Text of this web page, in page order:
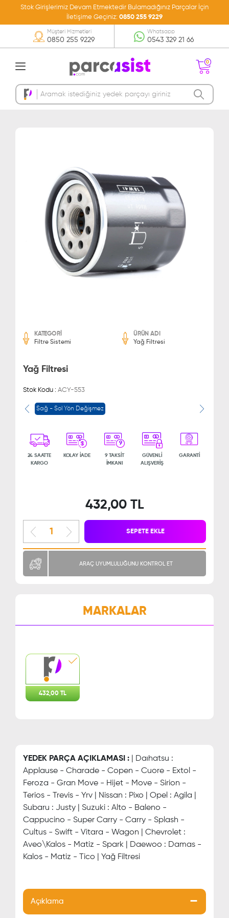
Stok Girişlerimiz Devam Etmektedir Bulamadığınız Parçalar İçin
İletişime Geçiniz: 0850 255 9229
0850 255 9229
Müşteri Hizmetleri
0543 329 21 66
Whatsapp
0
Sepetinizde Ürün
KATEGORİ
Filtre Sistemi
ÜRÜN ADI
Yağ Filtresi
Yağ Filtresi
Stok Kodu : ACY-553
Sağ - Sol Yön Değişmez
24 SAATTE
KARGO
KOLAY İADE
9
9 TAKSİT
İMKANI
GÜVENLİ
ALIŞVERİŞ
GARANTİ
432,00 TL
SEPETE EKLE
ARAÇ UYUMLULUĞUNU KONTROL ET
MARKALAR
432,00 TL
YEDEK PARÇA AÇIKLAMASI : | Daıhatsu :
Applause - Charade - Copen - Cuore - Extol -
Feroza - Gran Move - Hijet - Move - Sirion -
Terios - Trevis - Yrv | Nissan : Pixo | Opel : Agila |
Subaru : Justy | Suzuki : Alto - Baleno -
Cappucino - Super Carry - Carry - Splash -
Cultus - Swift - Vitara - Wagon | Chevrolet :
Aveo\Kalos - Matiz - Spark | Daewoo : Damas -
Kalos - Matiz - Tico | Yağ Filtresi
Açıklama